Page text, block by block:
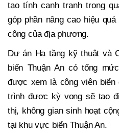
tạo tính cạnh tranh trong
góp phần nâng cao hiệu
công của địa phương.
Dự án Hạ tầng kỹ thuật và
biển Thuận An có tổng
được xem là công viên biển
trình được kỳ vọng sẽ tạo
thị, không gian sinh hoạt
tại khu vực biển Thuận An.